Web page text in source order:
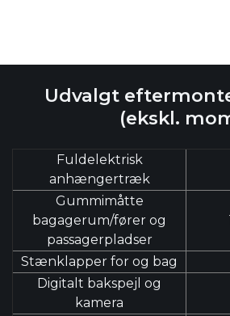
Udvalgt
(ekskl.
Fuldelektrisk
anhængertræk
Gummimåtte
bagagerum/fører og
passagerpladser
Stænklapper for og bag
Digitalt bakspejl og
kamera